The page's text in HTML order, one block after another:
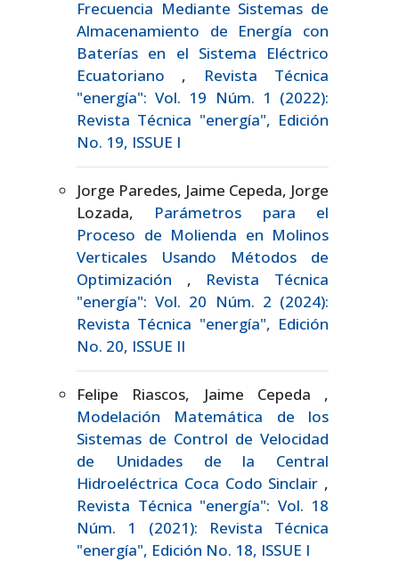
Frecuencia Mediante Sistemas de
Almacenamiento de Energía con
Baterías en el Sistema Eléctrico
Ecuatoriano ,
Revista Técnica
"energía": Vol. 19 Núm. 1 (2022):
Revista Técnica "energía", Edición
No. 19, ISSUE I
Jorge Paredes, Jaime Cepeda, Jorge
Lozada, Parámetros para el
Proceso de Molienda en Molinos
Verticales Usando Métodos de
Optimización , Revista Técnica
"energía": Vol. 20 Núm. 2 (2024):
Revista Técnica "energía", Edición
No. 20, ISSUE II
Felipe Riascos, Jaime Cepeda ,
Modelación Matemática de los
Sistemas de Control de Velocidad
de Unidades de la Central
Hidroeléctrica Coca Codo Sinclair ,
Revista Técnica "energía": Vol. 18
Núm. 1 (2021): Revista Técnica
"energía", Edición No. 18, ISSUE I